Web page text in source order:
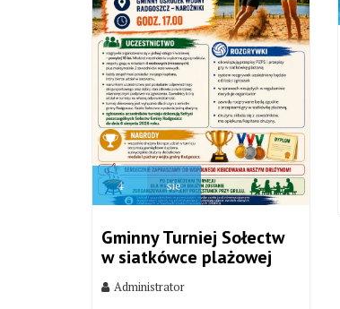
4 sie
Gminny Turniej Sołectw
w siatkówce plażowej
Administrator